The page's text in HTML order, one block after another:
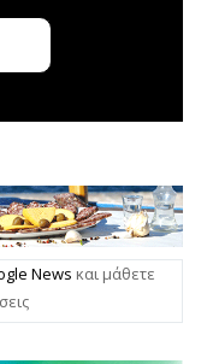
News και μάθετε